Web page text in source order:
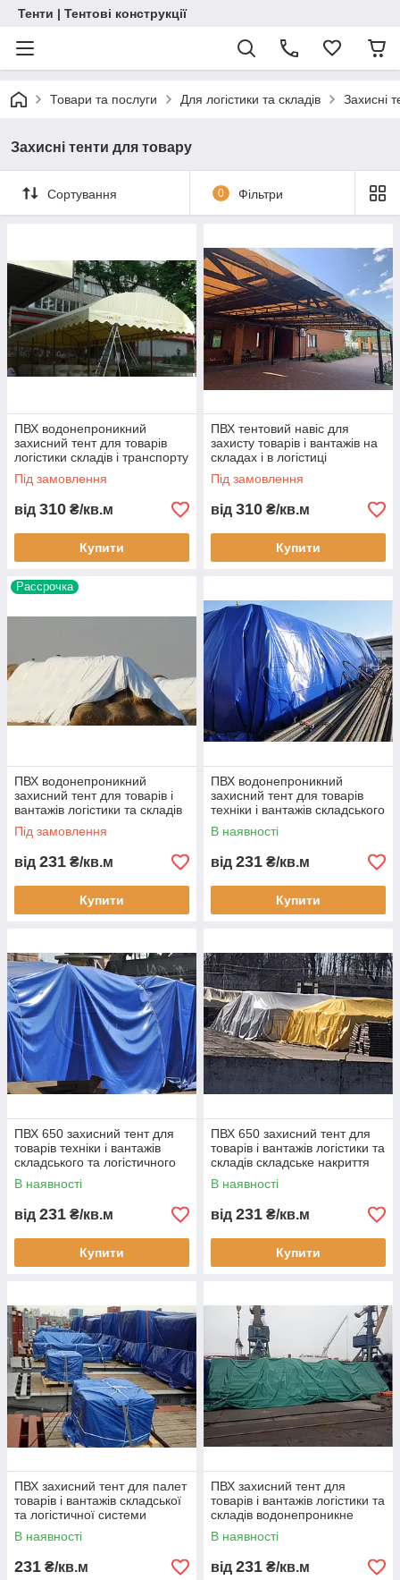
Тенти | Тентові конструкції
Товари та послуги Для логістики та складів Захисні
Захисні тенти для товару
Сортування 0 Фільтри
ПВХ водонепроникний
захисний тент для товарів
логістики складів і транспорту
накриття для зберігання
вантажів
Під замовлення
від 310 ₴/кв.м
Купити
ПВХ тентовий навіс для
захисту товарів і вантажів на
складах і в логістиці
індивідуального розміру
укриття від дощу і сонця
Під замовлення
від 310 ₴/кв.м
Купити
Рассрочка
ПВХ водонепроникний
захисний тент для товарів і
вантажів логістики та складів
накриття для зберігання сіна
соломи зерна і силосу
Під замовлення
від 231 ₴/кв.м
Купити
ПВХ водонепроникний
захисний тент для товарів
техніки і вантажів складського
та логістичного зберігання
накривний тент
В наявності
від 231 ₴/кв.м
Купити
ПВХ 650 захисний тент для
товарів техніки і вантажів
складського та логістичного
зберігання накриття від дощу
снігу і сонця
В наявності
від 231 ₴/кв.м
Купити
ПВХ 650 захисний тент для
товарів і вантажів логістики та
складів складське накриття
від дощу снігу і сонця для
зберігання
В наявності
від 231 ₴/кв.м
Купити
ПВХ захисний тент для палет
товарів і вантажів складської
та логістичної системи
водонепроникне накриття
для транспортування
В наявності
231 ₴/кв.м
ПВХ захисний тент для
товарів і вантажів логістики та
складів водонепроникне
накриття для
транспортування і зберігання
В наявності
від 231 ₴/кв.м